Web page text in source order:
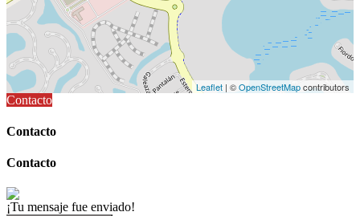
Leaflet | ©OpenStreetMapcontributors
Contacto
Contacto
Contacto
¡Tu mensaje fue enviado!